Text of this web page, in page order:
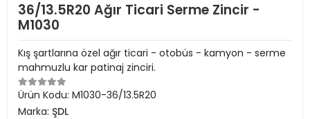
36/13.5R20 Ağır Ticari Serme Zincir -
M1030
Kış şartlarına özel ağır ticari - otobüs - kamyon - serme
mahmuzlu kar patinaj zinciri.
Ürün Kodu: M1030-36/13.5R20
Marka: ŞDL